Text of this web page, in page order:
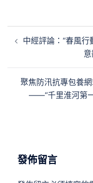
章 中經評論：“春風
聚焦防汛抗專包養
——“千里淮河第
發佈留言